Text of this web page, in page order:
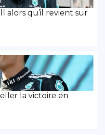
alors qu’il revient sur
la victoire en